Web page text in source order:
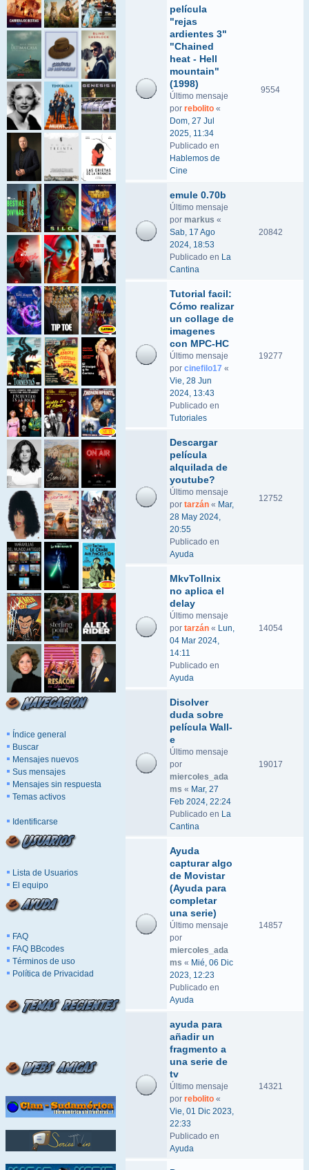
Índice general
Buscar
Mensajes nuevos
Sus mensajes
Mensajes sin respuesta
Temas activos
Identificarse
Lista de Usuarios
El equipo
FAQ
FAQ BBcodes
Términos de uso
Política de Privacidad
película
"rejas
ardientes 3"
"Chained
heat - Hell
mountain"
(1998)
Último mensaje
por rebolito «
Dom, 27 Jul
2025, 11:34
Publicado en
Hablemos de
Cine
9554
emule 0.70b
Último mensaje
por markus «
Sab, 17 Ago
2024, 18:53
Publicado en La
Cantina
20842
Tutorial facil:
Cómo realizar
un collage de
imagenes
con MPC-HC
Último mensaje
por cinefilo17 «
Vie, 28 Jun
2024, 13:43
Publicado en
Tutoriales
19277
Descargar
película
alquilada de
youtube?
Último mensaje
por tarzán « Mar,
28 May 2024,
20:55
Publicado en
Ayuda
12752
MkvTollnix
no aplica el
delay
Último mensaje
por tarzán « Lun,
04 Mar 2024,
14:11
Publicado en
Ayuda
14054
Disolver
duda sobre
película Wall-
e
Último mensaje
por
miercoles_ada
ms « Mar, 27
Feb 2024, 22:24
Publicado en La
Cantina
19017
Ayuda
capturar algo
de Movistar
(Ayuda para
completar
una serie)
Último mensaje
por
miercoles_ada
ms « Mié, 06 Dic
2023, 12:23
Publicado en
Ayuda
14857
ayuda para
añadir un
fragmento a
una serie de
tv
Último mensaje
por rebolito «
Vie, 01 Dic 2023,
22:33
Publicado en
Ayuda
14321